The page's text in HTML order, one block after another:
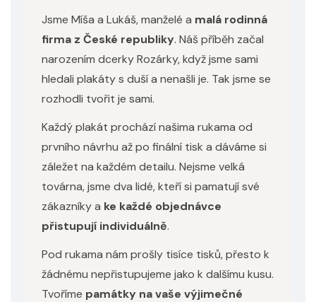
Jsme Míša a Lukáš, manželé a malá rodinná
firma z České republiky. Náš příběh začal
narozením dcerky Rozárky, když jsme sami
hledali plakáty s duší a nenašli je. Tak jsme se
rozhodli tvořit je sami.
Každý plakát prochází našima rukama od
prvního návrhu až po finální tisk a dáváme si
záležet na každém detailu. Nejsme velká
továrna, jsme dva lidé, kteří si pamatují své
zákazníky a ke každé objednávce
přistupují individuálně.
Pod rukama nám prošly tisíce tisků, přesto k
žádnému nepřistupujeme jako k dalšímu kusu.
Tvoříme památky na vaše výjimečné